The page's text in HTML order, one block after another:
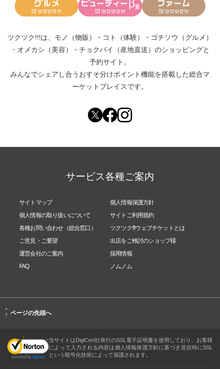
ツクツク!!!は、 モノ（物販） ・ コト（体験） ・ ゴチソウ（グルメ）
・ オメカシ（美容） ・ チョクバイ（産地直送） のショッピングと
予約サイト。
みんなでシェアし合う おすそ分けポイント機能を搭載した総合マ
ーケットプレイスです。
サービス各種ご案内
サイトマップ
個人情報保護方針
個人情報の取り扱いについて
サイトご利用規約
各種お問い合わせ（総合窓口）
ツクツク!!!ウェブチケットとは
ご意見・ご要望
出店をご検討のショップ様
運営会社のご案内
採用情報
FAQ
ノムノム
-
↑ ページの先頭へ
当サイトはDigiCert社発行のSSL電子証明書を使用しており、お客様
によって入力される内容は個人情報保護方針に基づき送信時にSSL
という暗号化技術によって保護されます。